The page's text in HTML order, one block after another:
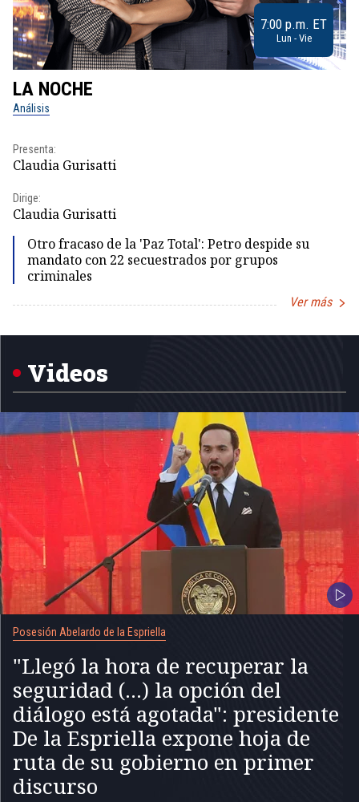
7:00 p.m. ET
Lun - Vie
LA NOCHE
Análisis
Presenta:
Claudia Gurisatti
Dirige:
Claudia Gurisatti
Otro fracaso de la 'Paz Total': Petro despide su
mandato con 22 secuestrados por grupos
criminales
Ver más
1
Videos
Posesión Abelardo de la Espriella
"Llegó la hora de recuperar la
seguridad (...) la opción del
diálogo está agotada": presidente
De la Espriella expone hoja de
ruta de su gobierno en primer
discurso